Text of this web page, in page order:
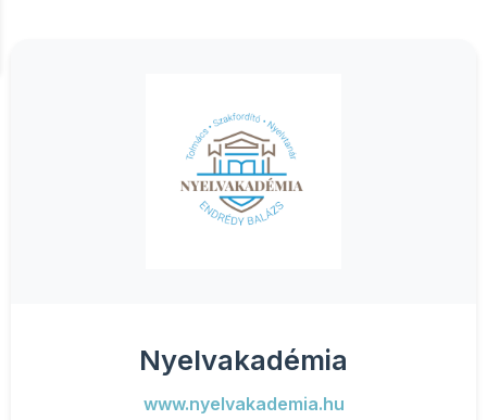
Nyelvakadémia
www.nyelvakademia.hu